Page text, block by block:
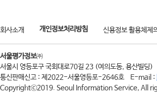
회사소개 개인정보처리방침 신용정보 활용체제
서울평가정보㈜
서울시 영등포구 국회대로70길 23 (여의도동, 용산빌딩)
통신판매신고 : 제2022-서울영등포-2646호
E-mail :
Copyrightⓒ2019. Seoul Information Service, All